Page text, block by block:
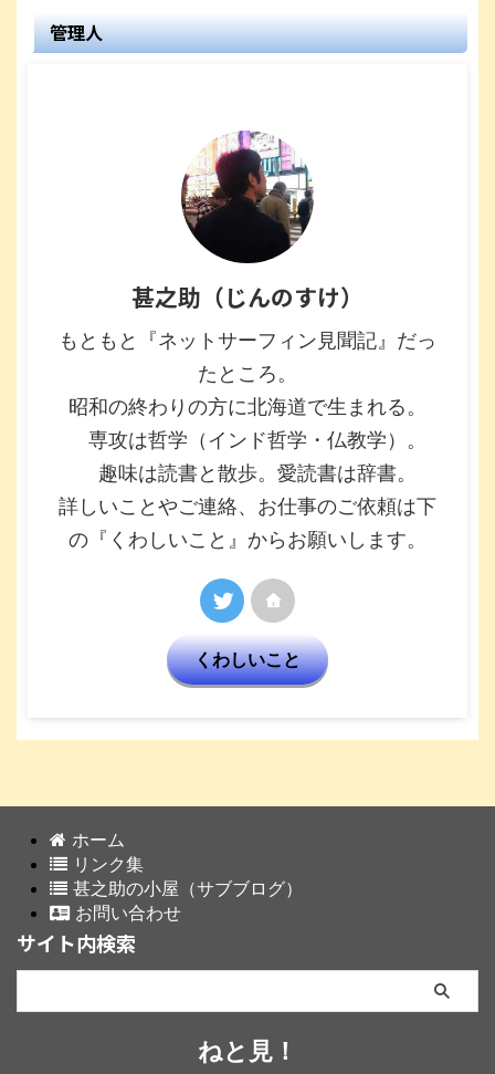
管理人
甚之助（じんのすけ）
もともと『ネットサーフィン見聞記』だっ
たところ。
昭和の終わりの方に北海道で生まれる。
専攻は哲学（インド哲学・仏教学）。
趣味は読書と散歩。愛読書は辞書。
詳しいことやご連絡、お仕事のご依頼は下
の『くわしいこと』からお願いします。
くわしいこと
ホーム
リンク集
甚之助の小屋（サブブログ）
お問い合わせ
サイト内検索
ねと見！